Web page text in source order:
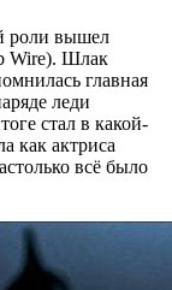
роли вышел
Wire). Шлак
главная
леди
стал в какой-
как актриса
всё было